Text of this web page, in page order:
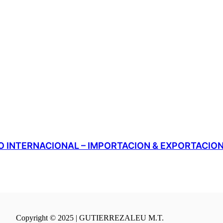
INTERNACIONAL – IMPORTACION &
Copyright © 2025 | GUTIERREZALEU M.T.